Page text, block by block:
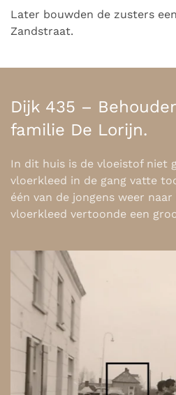
Later bouwden de zusters
Zandstraat.
Dijk 435 –
familie De Lorijn.
In dit huis is de vloeistof niet
vloerkleed in de gang vatte
één van de jongens weer
vloerkleed vertoonde een